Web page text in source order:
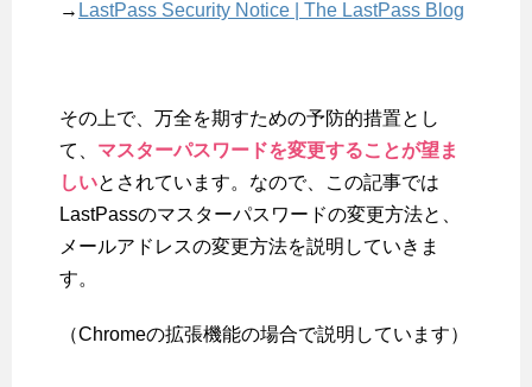
→ LastPass Security Notice | The LastPass Blog
その上で、万全を期すための予防的措置とし
て、 マスターパスワードを変更することが望ま
しいとされています。なので、この記事では
LastPassのマスターパスワードの変更方法と、
メールアドレスの変更方法を説明していきま
す。
（Chromeの拡張機能の場合で説明しています）